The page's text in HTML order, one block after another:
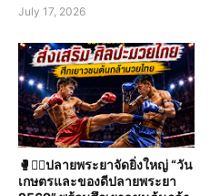
July 17, 2026
🥊🤼‍♀️ปลายพระยาจัดยิ่งใหญ่ “วัน
เกษตรและของดีปลายพระยา